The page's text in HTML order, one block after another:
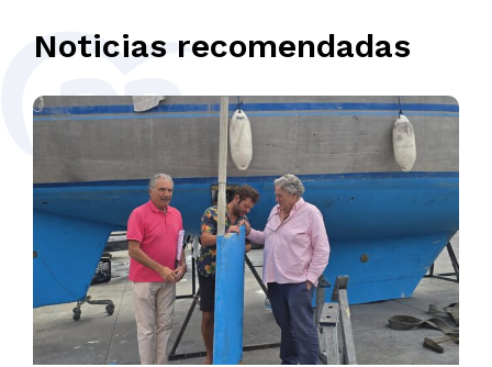
Noticias recomendadas